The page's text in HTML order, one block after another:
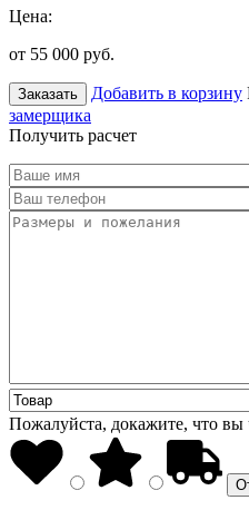
Цена:
от 55 000 руб.
Заказать Добавить в корзину
замерщика
Получить расчет
Пожалуйста, докажите, что вы